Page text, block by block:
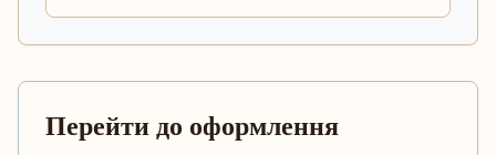
Перейти до оформлення